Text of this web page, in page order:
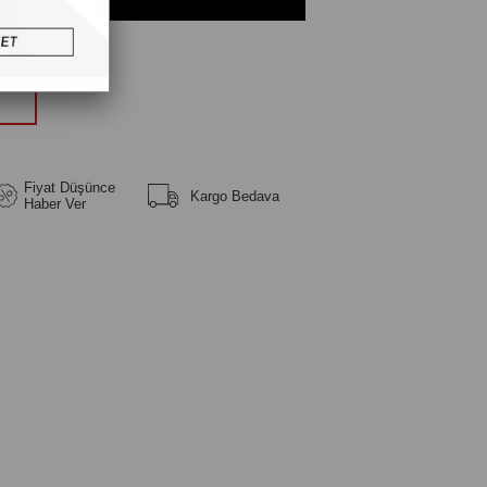
Fiyat Düşünce
Haber Ver
Kargo Bedava